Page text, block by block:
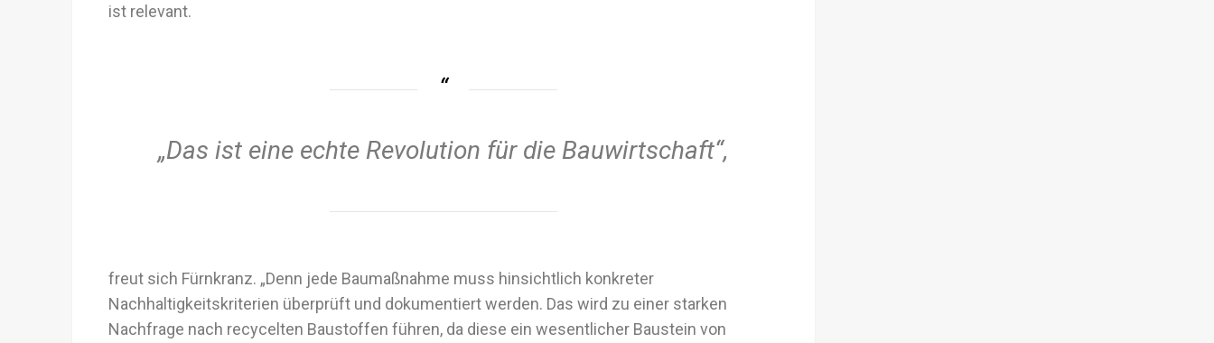
ist relevant.
„Das ist eine echte Revolution für die Bauwirtschaft“,
freut sich Fürnkranz. „Denn jede Baumaßnahme muss hinsichtlich konkreter
Nachhaltigkeitskriterien überprüft und dokumentiert werden. Das wird zu einer starken
Nachfrage nach recycelten Baustoffen führen, da diese ein wesentlicher Baustein von